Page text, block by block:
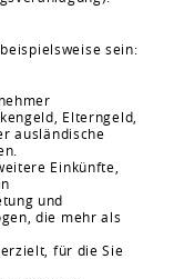
sein:
Elterngeld,
ausländische
Einkünfte,
und
die mehr als
für die Sie